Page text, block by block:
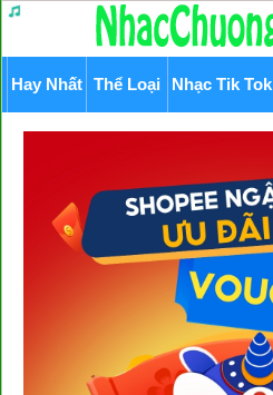
Hay Nhất Thể Loại Nhạc Tik Tok